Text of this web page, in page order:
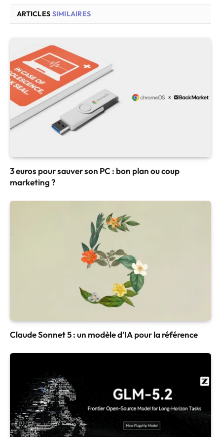
ARTICLES SIMILAIRES
3 euros pour sauver son PC : bon plan ou coup
marketing ?
Claude Sonnet 5 : un modèle d’IA pour la référence